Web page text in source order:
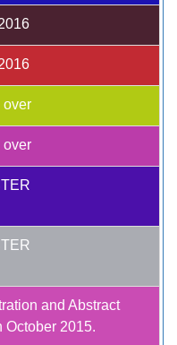
over
over
and Abstract
October 2015.